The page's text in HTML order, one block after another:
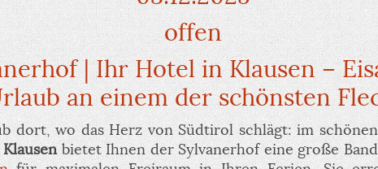
offen
| Ihr Hotel in Klausen –
an einem der schönsten
dort, wo das Herz von Südtirol schlägt: im
bietet Ihnen der Sylvanerhof eine große